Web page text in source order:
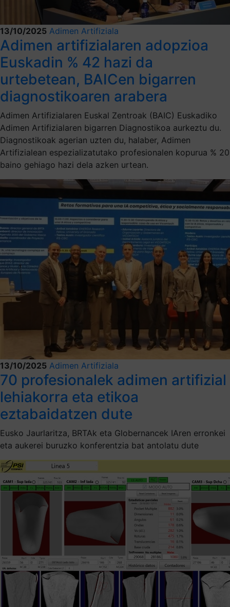
13/10/2025 Adimen Artifiziala
Adimen artifizialaren adopzioa
Euskadin % 42 hazi da
urtebetean, BAICen bigarren
diagnostikoaren arabera
Adimen Artifizialaren Euskal Zentroak (BAIC) Euskadiko
Adimen Artifizialaren bigarren Diagnostikoa aurkeztu du.
Diagnostikoak agerian uzten du, halaber, Adimen
Artifizialean espezializatutako profesionalen kopurua % 20
baino gehiago hazi dela azken urtean.
13/10/2025 Adimen Artifiziala
70 profesionalek adimen artifizial
lehiakorra eta etikoa
eztabaidatzen dute
Eusko Jaurlaritza, BRTAk eta Globernancek IAren erronkei
eta aukerei buruzko konferentzia bat antolatu dute